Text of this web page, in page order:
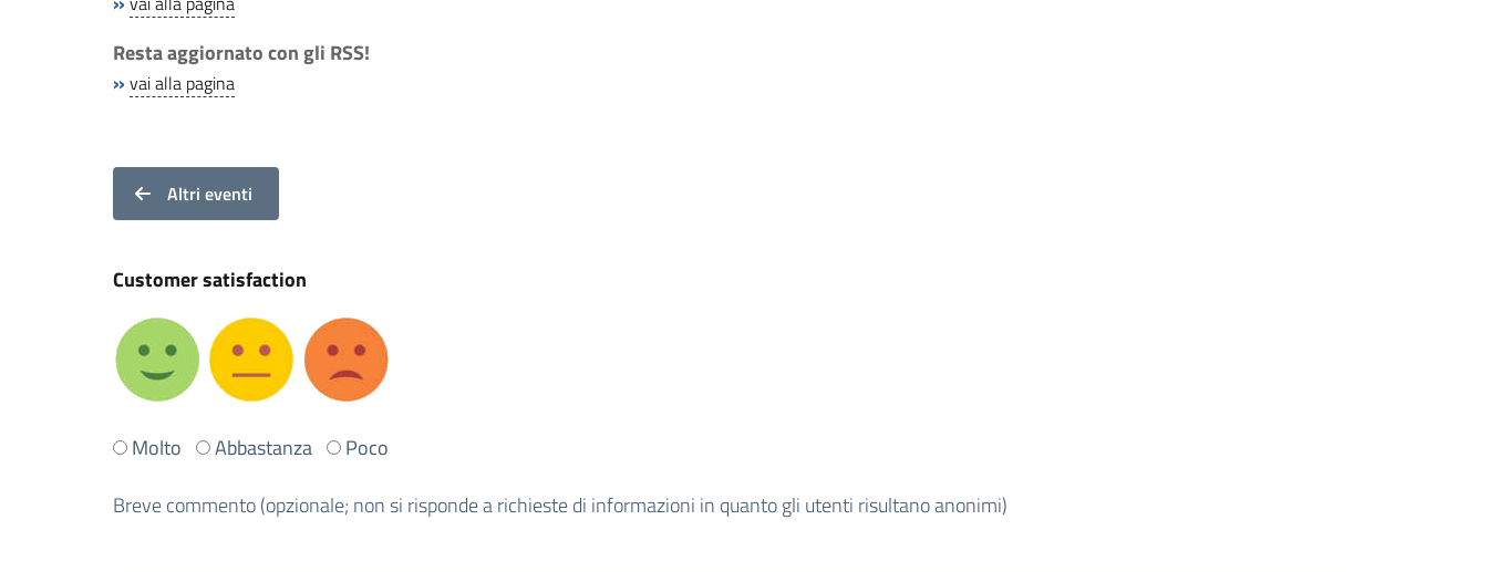
Resta aggiornato con gli RSS!
» vai alla pagina
Altri eventi
Customer satisfaction
Ti
stata
Molto Abbastanza
Poco
Breve commento (opzionale; non si risponde a richieste di informazioni in quanto gli utenti risultano anonimi)